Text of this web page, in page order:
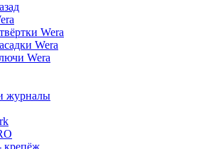
Wera
Wera
Wera
журналы
крепёж